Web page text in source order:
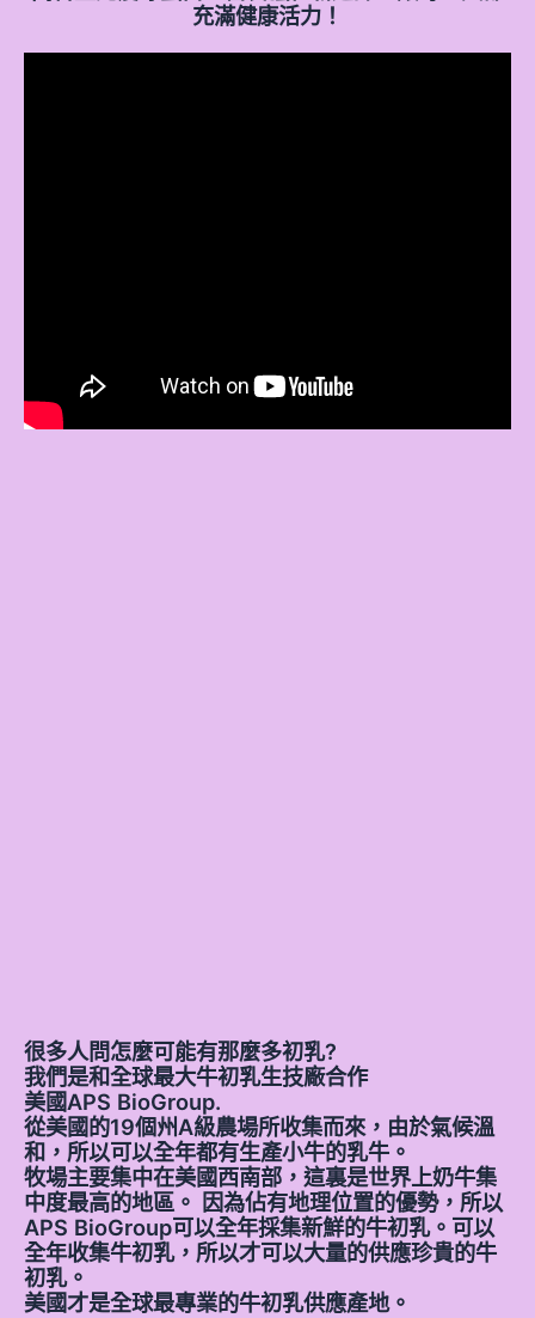
充滿健康活力！
很多人問怎麼可能有那麼多初乳?
我們是和全球最大牛初乳生技廠合作
美國APS BioGroup.
從美國的19個州A級農場所收集而來，由於氣候溫
和，所以可以全年都有生產小牛的乳牛。
牧場主要集中在美國西南部，這裏是世界上奶牛集
中度最高的地區。 因為佔有地理位置的優勢，所以
APS BioGroup可以全年採集新鮮的牛初乳。可以
全年收集牛初乳，所以才可以大量的供應珍貴的牛
初乳。
美國才是全球最專業的牛初乳供應產地。